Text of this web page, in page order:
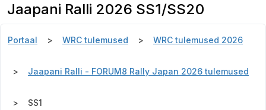
Jaapani Ralli 2026 SS1/SS20
Portaal WRC tulemused WRC tulemused 2026
Jaapani Ralli - FORUM8 Rally Japan 2026 tulemused
SS1